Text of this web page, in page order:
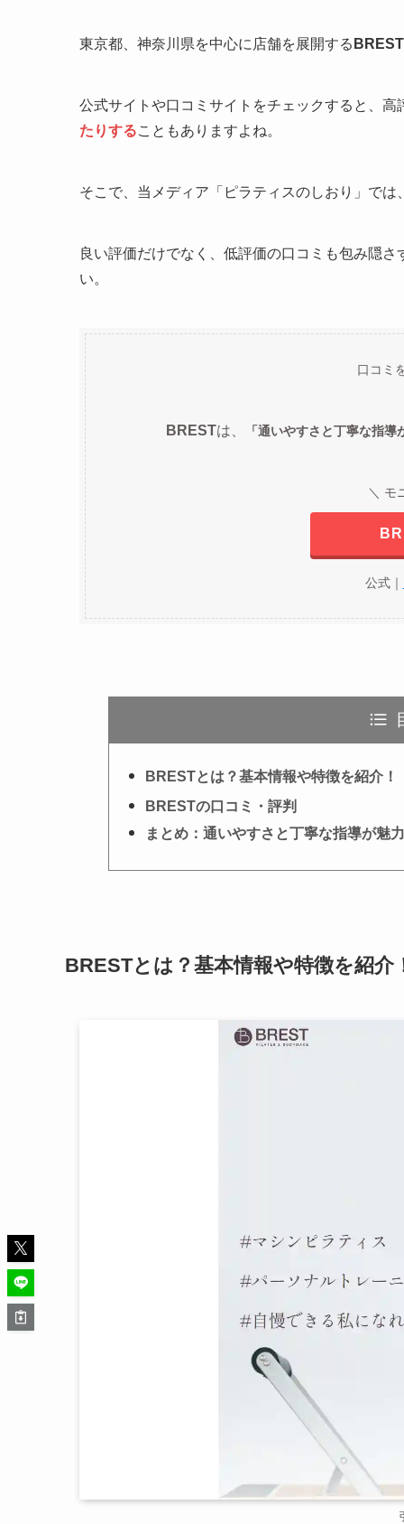
東京都、神奈川県を中心に店舗を展開する BREST
公式サイトや口コミサイトをチェックすると、高
たりすることもありますよね。
そこで、当メディア「ピラティスのしおり」では
良い評価だけでなく、低評価の口コミも包み隠
い。
口コミ
BRESTは、 「通いやすさと丁寧な指
＼ モ
公式｜
BRESTとは？基本情報や特徴を紹介！
BRESTの口コミ・評判
まとめ：通いやすさと丁寧な指導が魅
BRESTとは？基本情報や特徴を紹介